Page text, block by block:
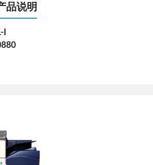
品说明
I